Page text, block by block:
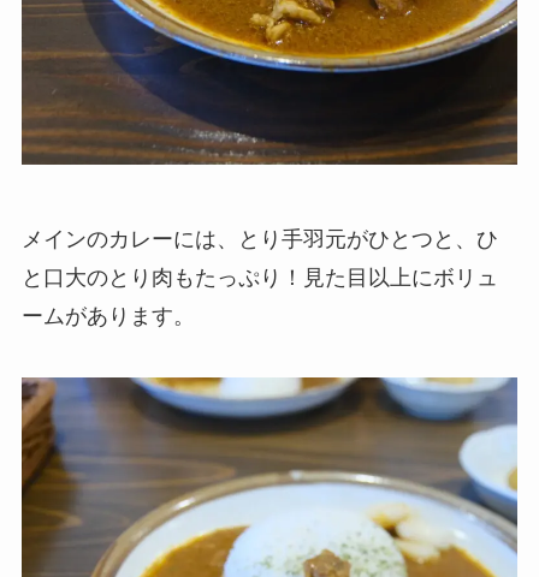
メインのカレーには、とり手羽元がひとつと、ひ
と口大のとり肉もたっぷり！見た目以上にボリュ
ームがあります。